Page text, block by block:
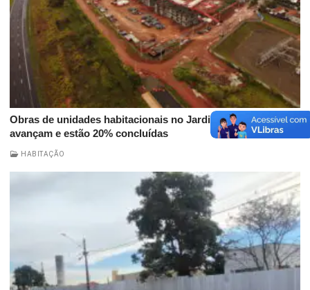
Obras de unidades habitacionais no Jardim Amanda
avançam e estão 20% concluídas
HABITAÇÃO